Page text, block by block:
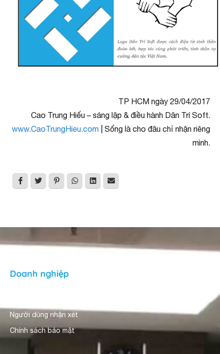
TP HCM ngày 29/04/2017
Cao Trung Hiếu – sáng lập & điều hành Dân Trí Soft.
www.CaoTrungHieu.com | Sống là cho đâu chỉ nhận riêng
mình.
Doanh nghiệp
Người dùng nhận xét
Chính sách bảo mật